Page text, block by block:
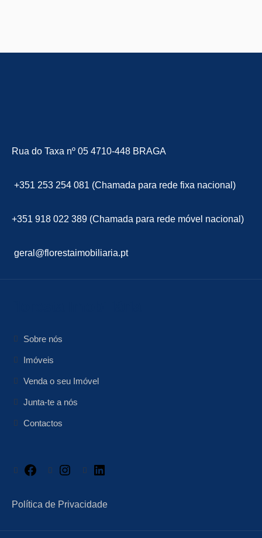
Rua do Taxa nº 05 4710-448 BRAGA
+351 253 254 081 (Chamada para rede fixa nacional)
+351 918 022 389 (Chamada para rede móvel nacional)
geral@florestaimobiliaria.pt
Sobre nós
Imóveis
Venda o seu Imóvel
Junta-te a nós
Contactos
Facebook Instagram
Política de Privacidade